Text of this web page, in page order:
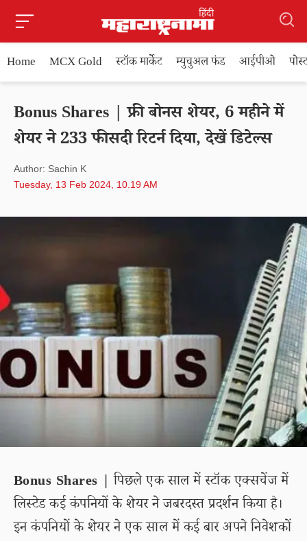
Home MCX Gold स्टॉक मार्केट म्युचुअल फंड आईपीओ
Bonus Shares | फ्री बोनस शेयर, 6 महीने में
शेयर ने 233 फीसदी रिटर्न दिया, देखें डिटेल्स
Author: Sachin K
Tuesday, 13 Feb 2024, 10.19 AM
Bonus Shares | पिछले एक साल में स्टॉक एक्सचेंज में
लिस्टेड कई कंपनियों के शेयर ने जबरदस्त प्रदर्शन किया है।
इन कंपनियों के शेयर ने एक साल में कई बार अपने निवेशकों